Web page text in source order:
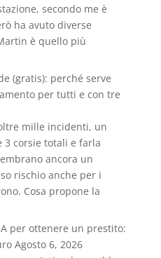
secondo me è
ha avuto diverse
è quello più
(gratis): perché serve
per tutti e con tre
mille incidenti, un
corsie totali e farla
ancora un
rischio anche per i
Cosa propone la
per ottenere un prestito:
Agosto 6, 2026